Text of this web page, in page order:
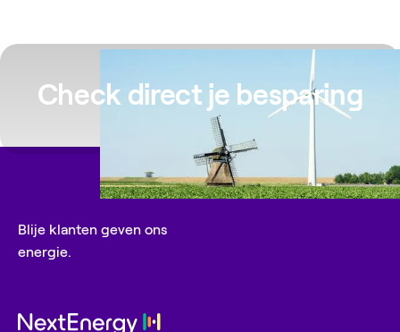
Check direct je besparing
Blije klanten geven ons
energie.